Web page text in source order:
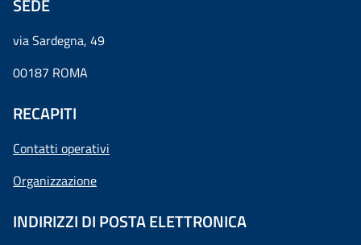
via Sardegna, 49
00187 ROMA
RECAPITI
Contatti operativi
Organizzazione
INDIRIZZI DI POSTA ELETTRONICA